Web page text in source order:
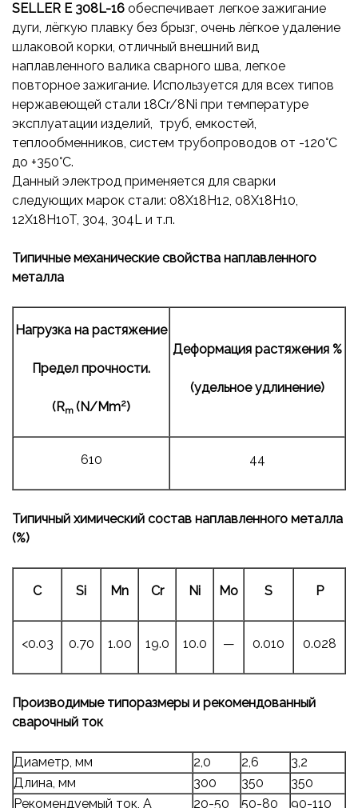
SELLER E 308L-16 обеспечивает легкое зажигание
дуги, лёгкую плавку без брызг, очень лёгкое удаление
шлаковой корки, отличный внешний вид
наплавленного валика сварного шва, легкое
повторное зажигание. Используется для всех типов
нержавеющей стали 18Cr/8Ni при температуре
эксплуатации изделий, труб, емкостей,
теплообменников, систем трубопроводов от -120°С
до +350°С.
Данный электрод применяется для сварки
следующих марок стали: 08X18H12, 08X18H10,
12X18H10T, 304, 304L и т.п.
Типичные механические свойства наплавленного
металла
Нагрузка на растяжение
Предел прочности.
(Rm (N/Mm2)
Деформация растяжения %
(удельноеудлинение)
610 44
Типичный химический состав наплавленного металла
(%)
C Si Mn Cr Ni Mo S P
<0.03 0.70 1.00 19.0 10.0 — 0.010 0.028
Производимые типоразмеры и рекомендованный
сварочный ток
Диаметр, мм 2,0 2,6
3,2
Длина, мм
300 350
350
Рекомендуемый ток, А
20-50 50-80 90-110